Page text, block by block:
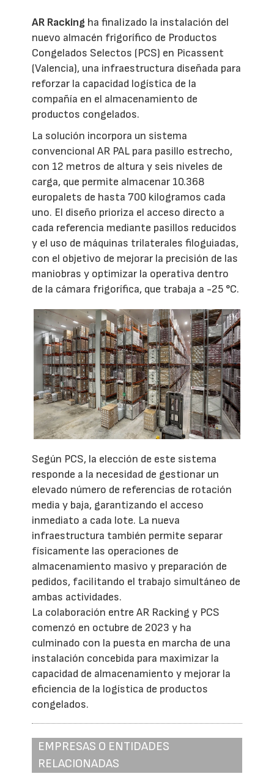
AR Racking ha finalizado la instalación del
nuevo almacén frigorífico de Productos
Congelados Selectos (PCS) en Picassent
(Valencia), una infraestructura diseñada para
reforzar la capacidad logística de la
compañía en el almacenamiento de
productos congelados.
La solución incorpora un sistema
convencional AR PAL para pasillo estrecho,
con 12 metros de altura y seis niveles de
carga, que permite almacenar 10.368
europalets de hasta 700 kilogramos cada
uno. El diseño prioriza el acceso directo a
cada referencia mediante pasillos reducidos
y el uso de máquinas trilaterales filoguiadas,
con el objetivo de mejorar la precisión de las
maniobras y optimizar la operativa dentro
de la cámara frigorífica, que trabaja a -25 °C.
Según PCS, la elección de este sistema
responde a la necesidad de gestionar un
elevado número de referencias de rotación
media y baja, garantizando el acceso
inmediato a cada lote. La nueva
infraestructura también permite separar
físicamente las operaciones de
almacenamiento masivo y preparación de
pedidos, facilitando el trabajo simultáneo de
ambas actividades.
La colaboración entre AR Racking y PCS
comenzó en octubre de 2023 y ha
culminado con la puesta en marcha de una
instalación concebida para maximizar la
capacidad de almacenamiento y mejorar la
eficiencia de la logística de productos
congelados.
EMPRESAS O ENTIDADES
RELACIONADAS